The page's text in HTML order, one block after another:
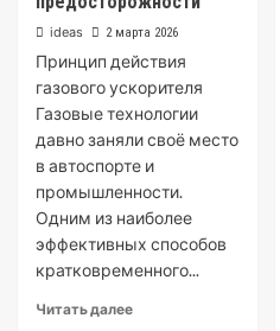
ideas 2 марта 2026
Принцип действия
газового ускорителя
Газовые технологии
давно заняли своё место
в автоспорте и
промышленности.
Одним из наиболее
эффективных способов
кратковременного...
Читать далее